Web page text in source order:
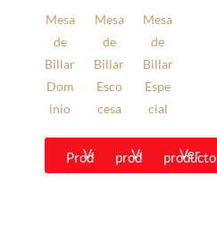
Mesa
de
Billar
Dom
inio
Ver
Producto
Mesa
de
Billar
Esco
cesa
Ver
producto
Mesa
de
Billar
Espe
cial
Ver
producto